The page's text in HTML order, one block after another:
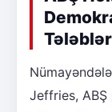
Jeffries,